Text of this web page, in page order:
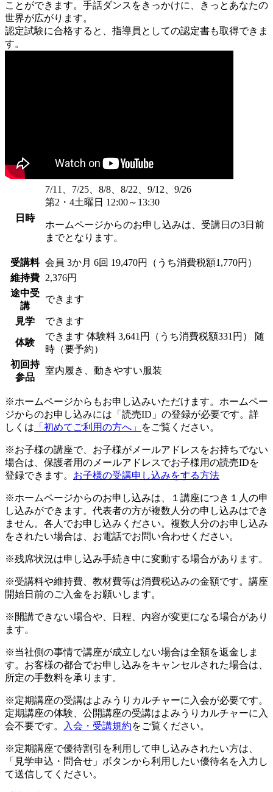
ことができます。手話ダンスをきっかけに、きっとあなたの
世界が広がります。
認定試験に合格すると、指導員としての認定書も取得できま
す。
日時
7/11、7/25、8/8、8/22、9/12、9/26
第2・4土曜日 12:00～13:30
ホームページからのお申し込みは、受講日の3日前
までとなります。
受講料 会員 3か月 6回 19,470円（うち消費税額1,770円）
維持費
2,376円
途中受
講
できます
見学 できます
体験
できます 体験料 3,641円（うち消費税額331円）
随
時（要予約）
初回持
参品
室内履き、動きやすい服装
※ホームページからもお申し込みいただけます。ホームペー
ジからのお申し込みには「読売ID」の登録が必要です。詳
しくは 「初めてご利用の方へ」 をご覧ください。
※お子様の講座で、お子様がメールアドレスをお持ちでない
場合は、保護者用のメールアドレスでお子様用の読売IDを
登録できます。 お子様の受講申し込みをする方法
※ホームページからのお申し込みは、１講座につき１人の申
し込みができます。代表者の方が複数人分の申し込みはでき
ません。各人でお申し込みください。複数人分のお申し込み
をされたい場合は、お電話でお問い合わせください。
※残席状況は申し込み手続き中に変動する場合があります。
※受講料や維持費、教材費等は消費税込みの金額です。講座
開始日前のご入金をお願いします。
※開講できない場合や、日程、内容が変更になる場合があり
ます。
※当社側の事情で講座が成立しない場合は全額を返金しま
す。お客様の都合でお申し込みをキャンセルされた場合は、
所定の手数料を承ります。
※定期講座の受講はよみうりカルチャーに入会が必要です。
定期講座の体験、公開講座の受講はよみうりカルチャーに入
会不要です。
入会・受講規約をご覧ください。
※定期講座で優待割引を利用して申し込みされたい方は、
「見学申込・問合せ」ボタンから利用したい優待名を入力し
て送信してください。